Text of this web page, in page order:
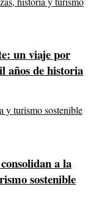
un viaje por
años de historia
a la
sostenible